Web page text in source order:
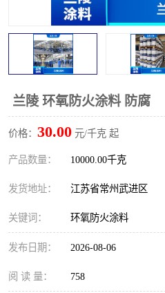
兰陵 环氧防火涂料 防腐
价格： 30.00 元/千克 起
产品数量： 10000.00千克
发货地址： 江苏省常州武进区
关键词： 环氧防火涂料
发布日期： 2026-08-06
阅 读 量： 758